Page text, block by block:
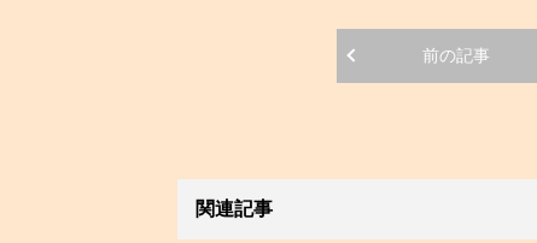
前の記事
関連記事